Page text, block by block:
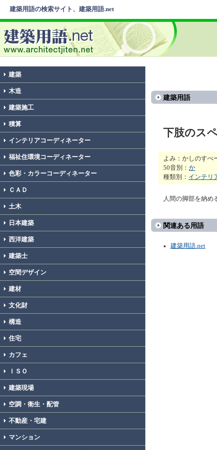
建築用語の検索サイト、建築用語.net
建築
木造
建築施工
積算
インテリアコーディネーター
福祉住環境コーディネーター
色彩・カラーコーディネーター
ＣＡＤ
土木
日本建築
西洋建築
建築士
空間デザイン
建材
文化財
構造
住宅
カフェ
ＩＳＯ
建築現場
空調・衛生・配管
不動産・宅建
マンション
建築用語
下肢のス
よみ：かしのすぺ
50音別： か
種類別： インテリ
人間の脚部を納め
関連ある用語
建築用語.net